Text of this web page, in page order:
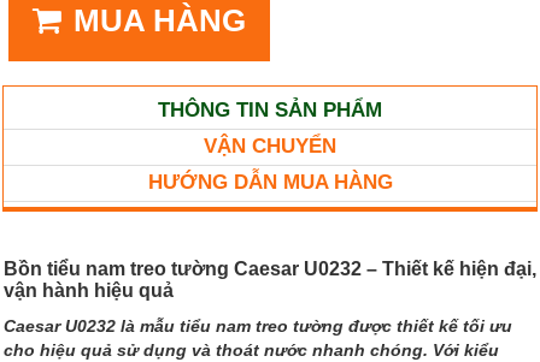
MUA HÀNG
THÔNG TIN SẢN PHẨM
VẬN CHUYỂN
HƯỚNG DẪN MUA HÀNG
Bồn tiểu nam treo tường Caesar U0232 – Thiết kế hiện đại,
vận hành hiệu quả
Caesar U0232 là mẫu tiểu nam treo tường được thiết kế tối ưu
cho hiệu quả sử dụng và thoát nước nhanh chóng. Với kiểu